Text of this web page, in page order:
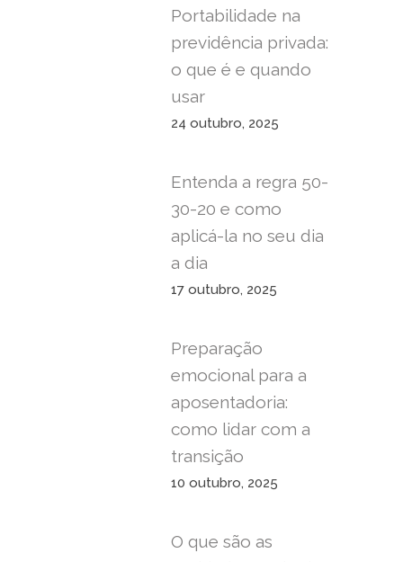
Portabilidade na
previdência privada:
o que é e quando
usar
24 outubro, 2025
Entenda a regra 50-
30-20 e como
aplicá-la no seu dia
a dia
17 outubro, 2025
Preparação
emocional para a
aposentadoria:
como lidar com a
transição
10 outubro, 2025
O que são as